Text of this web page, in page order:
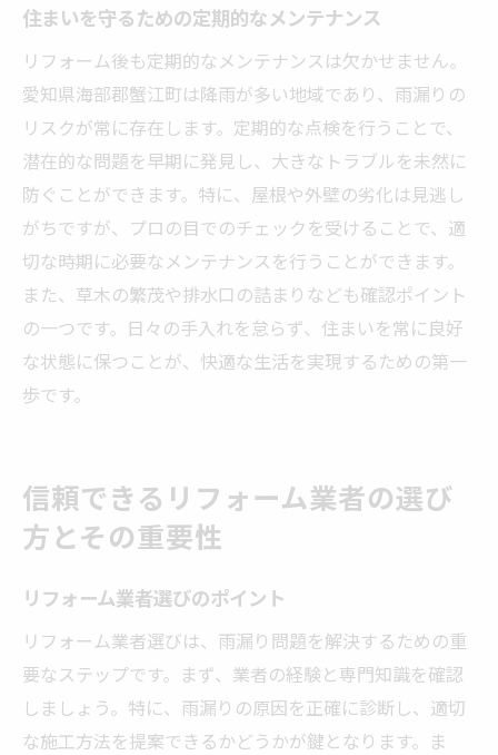
住まいを守るための定期的なメンテナンス
リフォーム後も定期的なメンテナンスは欠かせません。
愛知県海部郡蟹江町は降雨が多い地域であり、雨漏りの
リスクが常に存在します。定期的な点検を行うことで、
潜在的な問題を早期に発見し、大きなトラブルを未然に
防ぐことができます。特に、屋根や外壁の劣化は見逃し
がちですが、プロの目でのチェックを受けることで、適
切な時期に必要なメンテナンスを行うことができます。
また、草木の繁茂や排水口の詰まりなども確認ポイント
の一つです。日々の手入れを怠らず、住まいを常に良好
な状態に保つことが、快適な生活を実現するための第一
歩です。
信頼できるリフォーム業者の選び
方とその重要性
リフォーム業者選びのポイント
リフォーム業者選びは、雨漏り問題を解決するための重
要なステップです。まず、業者の経験と専門知識を確認
しましょう。特に、雨漏りの原因を正確に診断し、適切
な施工方法を提案できるかどうかが鍵となります。ま